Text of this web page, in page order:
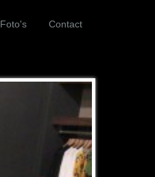
Foto's Contact